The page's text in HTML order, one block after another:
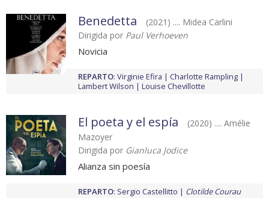
Benedetta
(2021) .... Midea Carlini
Dirigida por Paul Verhoeven
Novicia
REPARTO: Virginie Efira
Charlotte Rampling
Lambert Wilson
Louise Chevillotte
El poeta y el espía
(2020) .... Amélie
Mazoyer
Dirigida por Gianluca Jodice
Alianza sin poesía
REPARTO: Sergio Castellitto Clotilde Courau